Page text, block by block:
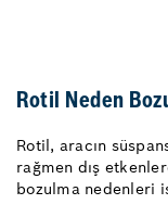
Rotil Neden
Rotil, aracın
rağmen dış
bozulma nedenleri